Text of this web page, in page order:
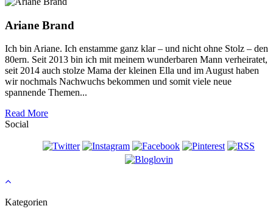
Ariane Brand
Ich bin Ariane. Ich enstamme ganz klar – und nicht ohne Stolz – den
80ern. Seit 2013 bin ich mit meinem wunderbaren Mann verheiratet,
seit 2014 auch stolze Mama der kleinen Ella und im August haben
wir nochmals Nachwuchs bekommen und somit viele neue
spannende Themen...
Read More
Social
Kategorien